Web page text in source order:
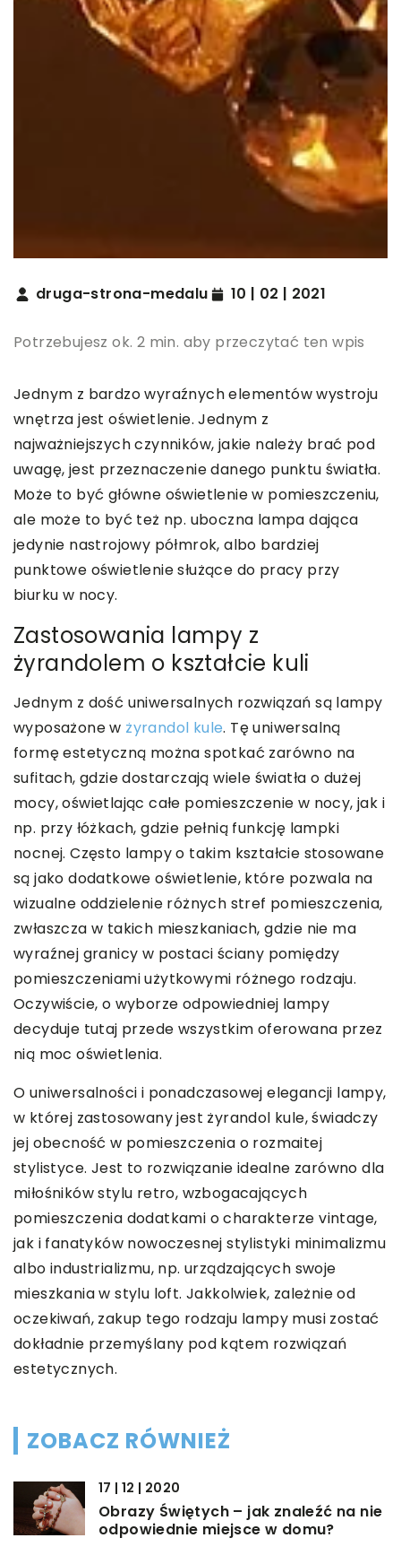
druga-strona-medalu 10 | 02 | 2021
Potrzebujesz ok. 2 min. aby przeczytać ten wpis
Jednym z bardzo wyraźnych elementów wystroju
wnętrza jest oświetlenie. Jednym z
najważniejszych czynników, jakie należy brać pod
uwagę, jest przeznaczenie danego punktu światła.
Może to być główne oświetlenie w pomieszczeniu,
ale może to być też np. uboczna lampa dająca
jedynie nastrojowy półmrok, albo bardziej
punktowe oświetlenie służące do pracy przy
biurku w nocy.
Zastosowania lampy z
żyrandolem o kształcie kuli
Jednym z dość uniwersalnych rozwiązań są lampy
wyposażone w żyrandol kule. Tę uniwersalną
formę estetyczną można spotkać zarówno na
sufitach, gdzie dostarczają wiele światła o dużej
mocy, oświetlając całe pomieszczenie w nocy, jak i
np. przy łóżkach, gdzie pełnią funkcję lampki
nocnej. Często lampy o takim kształcie stosowane
są jako dodatkowe oświetlenie, które pozwala na
wizualne oddzielenie różnych stref pomieszczenia,
zwłaszcza w takich mieszkaniach, gdzie nie ma
wyraźnej granicy w postaci ściany pomiędzy
pomieszczeniami użytkowymi różnego rodzaju.
Oczywiście, o wyborze odpowiedniej lampy
decyduje tutaj przede wszystkim oferowana przez
nią moc oświetlenia.
O uniwersalności i ponadczasowej elegancji lampy,
w której zastosowany jest żyrandol kule, świadczy
jej obecność w pomieszczenia o rozmaitej
stylistyce. Jest to rozwiązanie idealne zarówno dla
miłośników stylu retro, wzbogacających
pomieszczenia dodatkami o charakterze vintage,
jak i fanatyków nowoczesnej stylistyki minimalizmu
albo industrializmu, np. urządzających swoje
mieszkania w stylu loft. Jakkolwiek, zależnie od
oczekiwań, zakup tego rodzaju lampy musi zostać
dokładnie przemyślany pod kątem rozwiązań
estetycznych.
ZOBACZ RÓWNIEŻ
17 | 12 | 2020
Obrazy Świętych – jak znaleźć na nie
odpowiednie miejsce w domu?